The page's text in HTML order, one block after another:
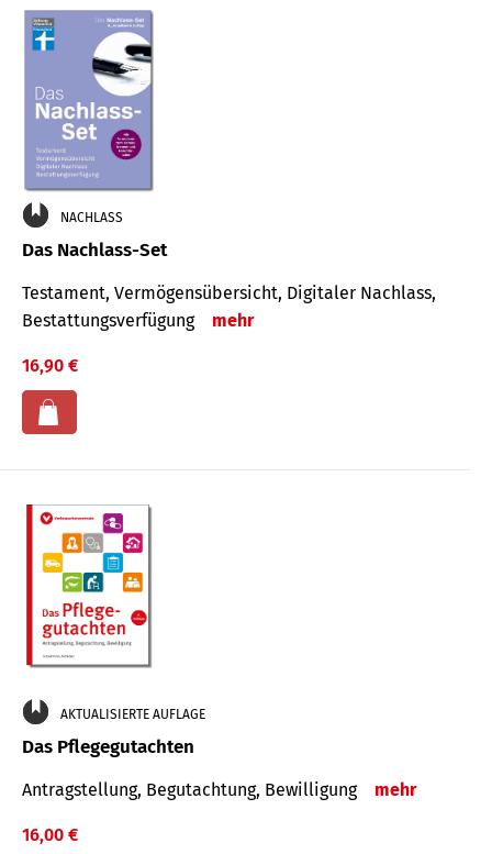
NACHLASS
Das Nachlass-Set
Testament, Vermögens­übersicht, Digitaler Nach­lass,
Bestat­tungs­ver­fügung
mehr
16,90 €
AKTUALISIERTE AUFLAGE
Das Pflegegutachten
Antragstellung, Begutachtung, Bewilligung mehr
16,00 €